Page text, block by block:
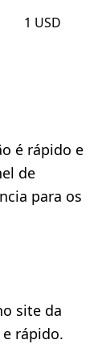
1 USD
é rápido e
de
para os
site da
rápido.